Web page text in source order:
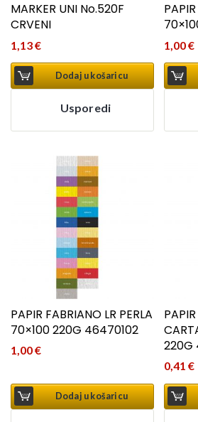
MARKER UNI No.520F
CRVENI
1,13€
Dodaj u košaricu
Usporedi
1,00€
PAPIR FABRIANO LR PERLA
70×100 220G 46470102
1,00€
Dodaj u košaricu
220G
0,41€